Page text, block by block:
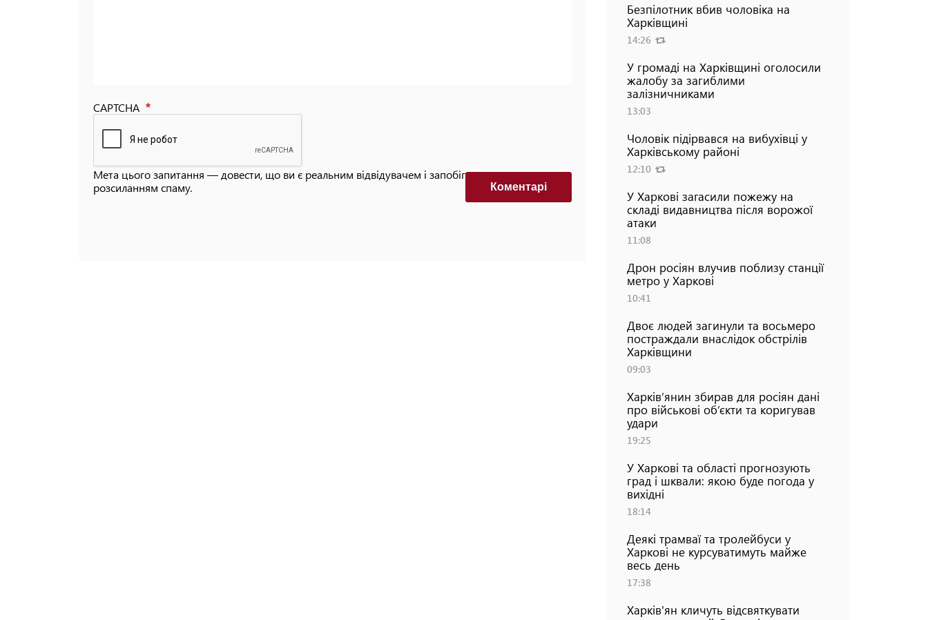
CAPTCHA
Мета цього запитання — довести, що ви є реальним відвідувачем і запобігти автоматизованим
розсиланням спаму.
Коментарi
Безпілотник вбив чоловіка на
Харківщині
14:26
У громаді на Харківщині оголосили
жалобу за загиблими
залізничниками
13:03
Чоловік підірвався на вибухівці у
Харківському районі
12:10
У Харкові загасили пожежу на
складі видавництва після ворожої
атаки
11:08
Дрон росіян влучив поблизу станції
метро у Харкові
10:41
Двоє людей загинули та восьмеро
постраждали внаслідок обстрілів
Харківщини
09:03
Харків’янин збирав для росіян дані
про військові об’єкти та коригував
удари
19:25
У Харкові та області прогнозують
град і шквали: якою буде погода у
вихідні
18:14
Деякі трамваї та тролейбуси у
Харкові не курсуватимуть майже
весь день
17:38
Харків'ян кличуть відсвяткувати